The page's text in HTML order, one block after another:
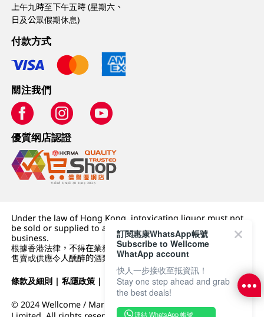
上午九時至下午五時 (星期六、
日及公眾假期休息)
付款方式
關注我們
優質纲店認證
Under the law of Hong Kong, intoxicating liquor must not
be sold or supplied to a minor (under 18) in the course of
business.
根據香港法律，不得在業務過程中，向未成年人 (18 歲以下人士)
售賣或供應令人醺醉的酒類。
條款及細則 |私隱政策 | DFI零售集團
© 2024 Wellcome / Market Place. The Dairy Farm Company
訂閱惠康WhatsApp帳號
Subscribe to Wellcome
WhatApp account
快人一步接收至抵資訊！
Stay one step ahead and grab
the best deals!
連結 WhatsApp 帳號